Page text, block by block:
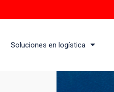
Soluciones en logística